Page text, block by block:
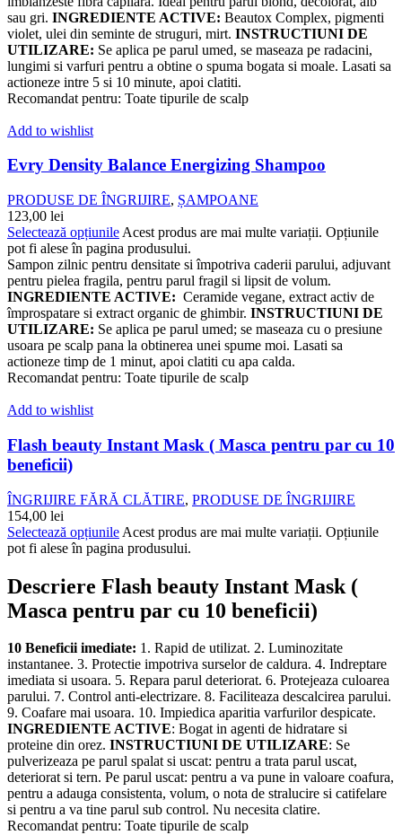
sau gri. INGREDIENTE ACTIVE: Beautox Complex, pigmenti
violet, ulei din seminte de struguri, mirt. INSTRUCTIUNI DE
UTILIZARE: Se aplica pe parul umed, se maseaza pe radacini,
lungimi si varfuri pentru a obtine o spuma bogata si moale. Lasati sa
actioneze intre 5 si 10 minute, apoi clatiti.
Recomandat pentru: Toate tipurile de scalp
Add to wishlist
Evry Density Balance Energizing Shampoo
PRODUSE DE ÎNGRIJIRE, ȘAMPOANE
123,00 lei
Selectează opțiunile Acest produs are mai multe variații. Opțiunile
pot fi alese în pagina produsului.
Sampon zilnic pentru densitate si împotriva caderii parului, adjuvant
pentru pielea fragila, pentru parul fragil si lipsit de volum.
INGREDIENTE ACTIVE: Ceramide vegane, extract activ de
împrospatare si extract organic de ghimbir. INSTRUCTIUNI DE
UTILIZARE: Se aplica pe parul umed; se maseaza cu o presiune
usoara pe scalp pana la obtinerea unei spume moi. Lasati sa
actioneze timp de 1 minut, apoi clatiti cu apa calda.
Recomandat pentru: Toate tipurile de scalp
Add to wishlist
Flash beauty Instant Mask ( Masca pentru par cu 10
beneficii)
ÎNGRIJIRE FĂRĂ CLĂTIRE, PRODUSE DE ÎNGRIJIRE
154,00 lei
Selectează opțiunile Acest produs are mai multe variații. Opțiunile
pot fi alese în pagina produsului.
Descriere Flash beauty Instant Mask (
Masca pentru par cu 10 beneficii)
10 Beneficii imediate: 1. Rapid de utilizat. 2. Luminozitate
instantanee. 3. Protectie impotriva surselor de caldura. 4. Indreptare
imediata si usoara. 5. Repara parul deteriorat. 6. Protejeaza culoarea
parului. 7. Control anti-electrizare. 8. Faciliteaza descalcirea parului.
9. Coafare mai usoara. 10. Impiedica aparitia varfurilor despicate.
INGREDIENTE ACTIVE: Bogat in agenti de hidratare si
proteine din orez. INSTRUCTIUNI DE UTILIZARE: Se
pulverizeaza pe parul spalat si uscat: pentru a trata parul uscat,
deteriorat si tern. Pe parul uscat: pentru a va pune in valoare coafura,
pentru a adauga consistenta, volum, o nota de stralucire si catifelare
si pentru a va tine parul sub control. Nu necesita clatire.
Recomandat pentru: Toate tipurile de scalp